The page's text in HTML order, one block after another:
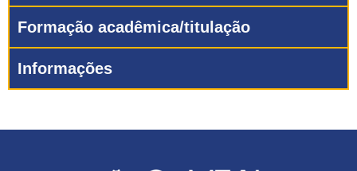
Formação acadêmica/titulação
Informações